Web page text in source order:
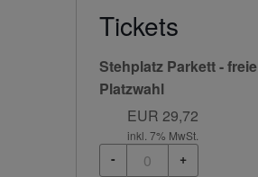
Tickets
Stehplatz Parkett - freie
Platzwahl
EUR 29,72
inkl. 7% MwSt.
- +